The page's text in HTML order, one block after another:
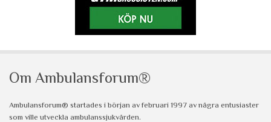
Om Ambulansforum®
Ambulansforum® startades i början av februari 1997 av några entusiaster
som ville utveckla ambulanssjukvården.